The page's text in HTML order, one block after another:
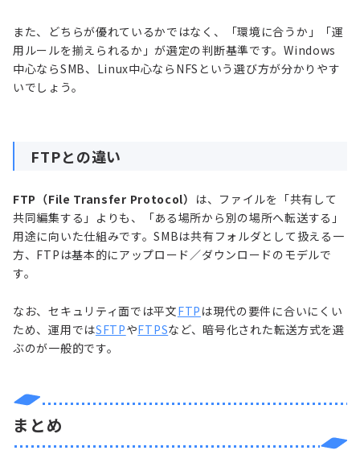
また、どちらが優れているかではなく、「環境に合うか」「運
用ルールを揃えられるか」が選定の判断基準です。Windows
中心ならSMB、Linux中心ならNFSという選び方が分かりやす
いでしょう。
FTPとの違い
FTP（File Transfer Protocol） は、ファイルを「共有して
共同編集する」よりも、「ある場所から別の場所へ転送する」
用途に向いた仕組みです。SMBは共有フォルダとして扱える一
方、FTPは基本的にアップロード／ダウンロードのモデルで
す。
なお、セキュリティ面では平文FTP は現代の要件に合いにくい
ため、運用ではSFTPやFTPSなど、暗号化された転送方式を選
ぶのが一般的です。
まとめ